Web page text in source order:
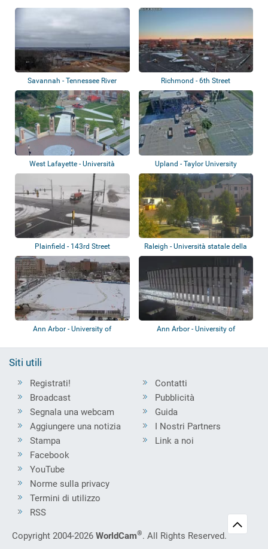
Savannah - Tennessee River Richmond - 6th Street
West Lafayette - Università
Purdue
Upland - Taylor University
Plainfield - 143rd Street
Raleigh - Università statale della
Carol...
Ann Arbor - University of
Ann Arbor - University of
Siti utili
Registrati!
Broadcast
Segnala una webcam
Aggiungere una notizia
Stampa
Contatti
Pubblicità
Guida
I Nostri Partners
Link a noi
Facebook
YouTube
Norme sulla privacy
Termini di utilizzo
RSS
Copyright 2004-2026 WorldCam®. All Rights Reserved.